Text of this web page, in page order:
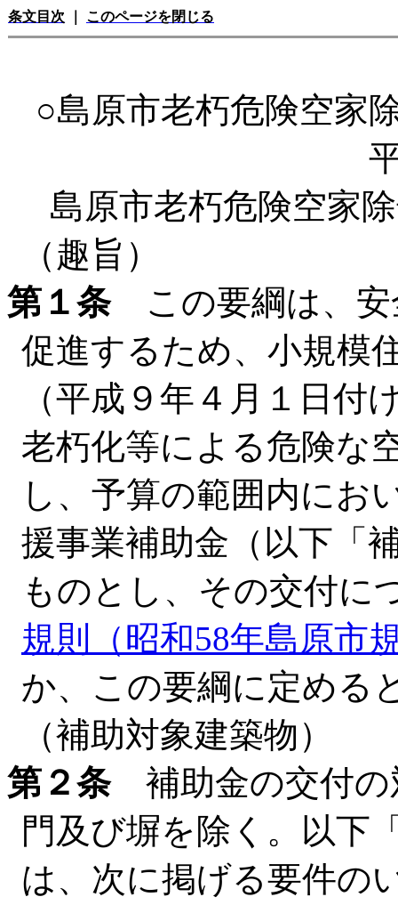
条文目次 このページを閉じる
○島原市老朽危険空家
島原市老朽危険空家
（趣旨）
第１条この要綱は、安
促進するため、小規模
（平成９年４月１日付
老朽化等による危険な
し、予算の範囲内にお
援事業補助金（以下「
ものとし、その交付に
規則（昭和58年島原市
か、この要綱に定める
（補助対象建築物）
第２条補助金の交付の
門及び塀を除く。以下
は、次に掲げる要件の